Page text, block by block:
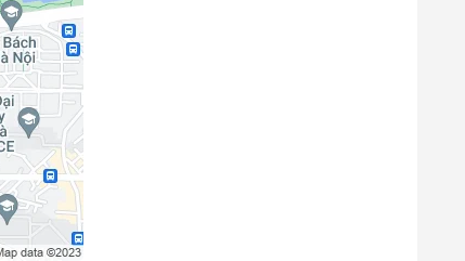
Tháng 9 (Ngày 1, 2, 3, 4); Tháng 12 (Ngày 31) &